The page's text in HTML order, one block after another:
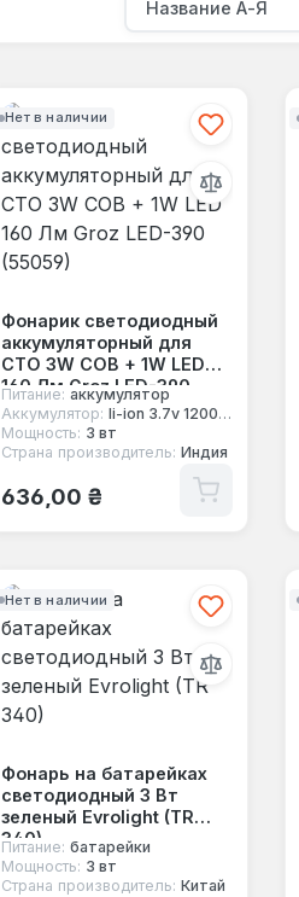
Нет в наличии
Фонарик светодиодный
аккумуляторный для
СТО 3W COB + 1W LED
160 Лм Groz LED-390
(55059)
Питание: аккумулятор
Аккумулятор: li-ion 3.7v 1200 mah
Мощность: 3 вт
Страна производитель: Индия
Обычная цена:
636,00 ₴
Нет в наличии
Фонарь на батарейках
светодиодный 3 Вт
зеленый Evrolight (TR
340)
Питание: батарейки
Мощность: 3 вт
Страна производитель: Китай